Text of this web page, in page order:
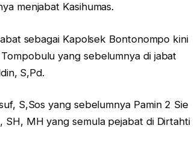
menjabat Kasihumas.
sebagai Kapolsek Bontonompo kini
yang sebelumnya di jabat
S,Pd.
S,Sos yang sebelumnya Pamin 2 Sie
SH, MH yang semula pejabat di Dirtahti